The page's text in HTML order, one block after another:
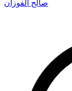
صالح الفوزان